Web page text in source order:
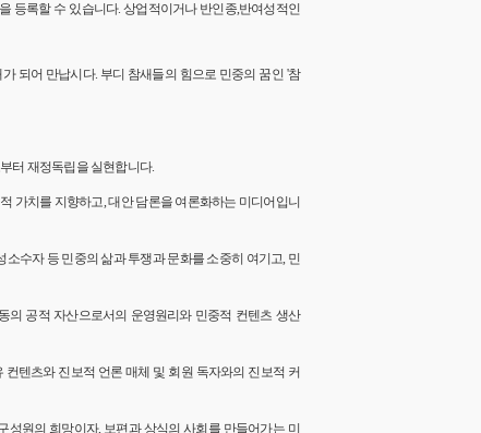
등록할 수 있습니다. 상업적이거나 반인종,반여성적인
되어 만납시다. 부디 참새들의 힘으로 민중의 꿈인 '참
터 재정독립을 실현합니다.
가치를 지향하고, 대안 담론을 여론화하는 미디어입니
소수자 등 민중의 삶과 투쟁과 문화를 소중히 여기고, 민
의 공적 자산으로서의 운영원리와 민중적 컨텐츠 생산
텐츠와 진보적 언론 매체 및 회원 독자와의 진보적 커
원의 희망이자, 보편과 상식의 사회를 만들어가는 미